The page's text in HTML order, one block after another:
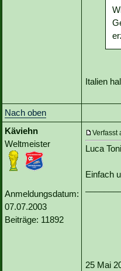
Italien
Nach oben
Käviehn
Weltmeister
Anmeldungsdatum:
07.07.2003
Beiträge: 11892
Verfasst
Luca
Einfach
25 Mai